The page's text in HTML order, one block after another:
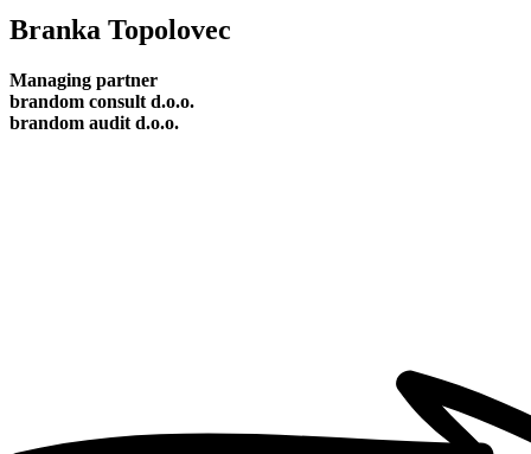
Branka Topolovec
Managing partner
brandom consult d.o.o.
brandom audit d.o.o.